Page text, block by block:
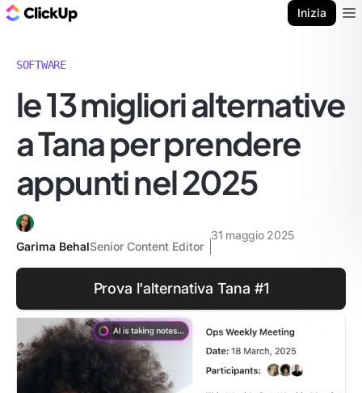
Inizia
SOFTWARE
le 13 migliori alternative
a Tana per prendere
appunti nel 2025
Garima BehalSenior Content Editor
31 maggio 2025
Prova l'alternativa Tana #1